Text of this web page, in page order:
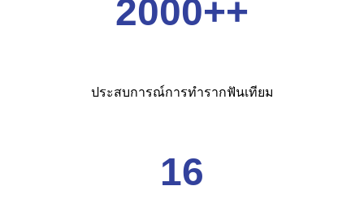
2000++
ประสบการณ์การทำรากฟันเทียม
16